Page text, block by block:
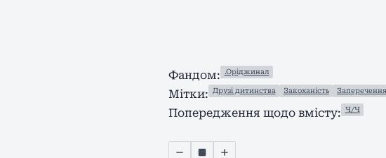
Фандом: .Оріджинал
Мітки: Друзі дитинства Закоханість
Попередження щодо вмісту: Ч/Ч